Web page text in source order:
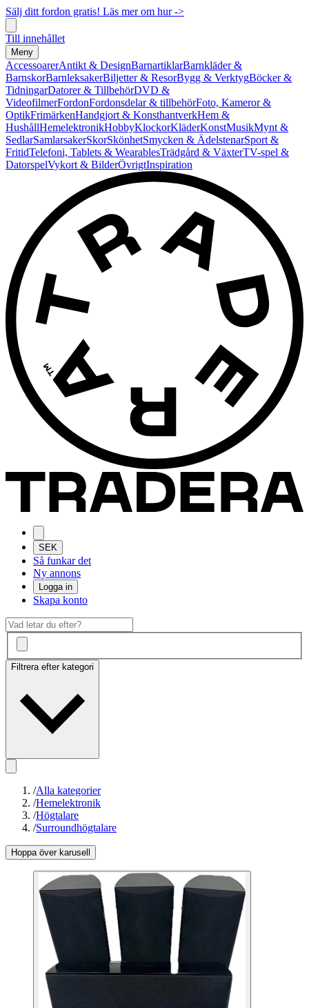
Sälj ditt fordon gratis! Läs mer om hur ->
Till innehållet
Meny
AccessoarerAntikt & DesignBarnartiklarBarnkläder &
BarnskorBarnleksakerBiljetter & ResorBygg & VerktygBöcker &
TidningarDatorer & TillbehörDVD &
VideofilmerFordonFordonsdelar & tillbehörFoto, Kameror &
OptikFrimärkenHandgjort & KonsthantverkHem &
HushållHemelektronikHobbyKlockorKläderKonstMusikMynt &
SedlarSamlarsakerSkorSkönhetSmycken & ÄdelstenarSport &
FritidTelefoni, Tablets & WearablesTrädgård & VäxterTV-spel &
DatorspelVykort & BilderÖvrigtInspiration
SEK
Så funkar det
Ny annons
Logga in
Skapa konto
Filtrera efter kategori
/Alla kategorier
/Hemelektronik
/Högtalare
/Surroundhögtalare
Hoppa över karusell